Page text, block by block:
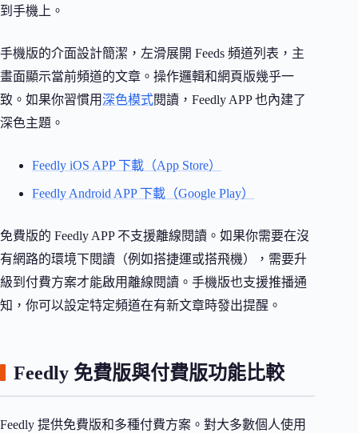
到手機上。
手機版的介面設計簡潔，左滑展開 Feeds 頻道列表，主
畫面顯示當前頻道的文章。操作邏輯和網頁版幾乎一
致。如果你習慣用深色模式閱讀，Feedly APP 也內建了
深色主題。
Feedly iOS APP 下載（App Store）
Feedly Android APP 下載（Google Play）
免費版的 Feedly APP 不支援離線閱讀。如果你需要在沒
有網路的環境下閱讀（例如搭捷運或搭飛機），需要升
級到付費方案才能啟用離線閱讀。手機版也支援推播通
知，你可以設定特定頻道在有新文章時發出提醒。
Feedly 免費版與付費版功能比較
Feedly 提供免費版和多種付費方案。對大多數個人使用